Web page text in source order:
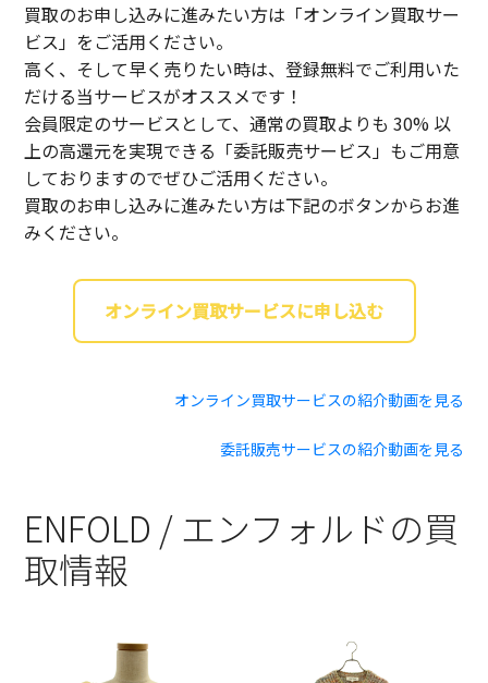
買取のお申し込みに進みたい方は「オンライン買取サー
ビス」をご活用ください。
高く、そして早く売りたい時は、登録無料でご利用いた
だける当サービスがオススメです！
会員限定のサービスとして、通常の買取よりも 30% 以
上の高還元を実現できる「委託販売サービス」もご用意
しておりますのでぜひご活用ください。
買取のお申し込みに進みたい方は下記のボタンからお進
みください。
オンライン買取サービスに申し込む
オンライン買取サービスの紹介動画を見る
委託販売サービスの紹介動画を見る
ENFOLD / エンフォルドの買
取情報